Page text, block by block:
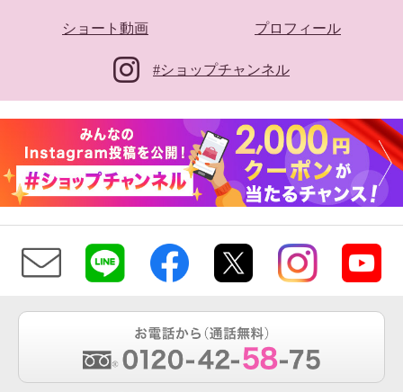
ショート動画 プロフィール
#ショップチャンネル